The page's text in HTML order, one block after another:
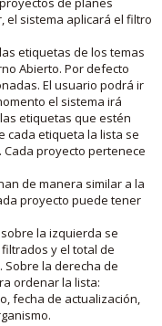
el sistema aplicará el filtro
etiquetas de los temas
Abierto. Por defecto
El usuario podrá ir
el sistema irá
etiquetas que estén
cada etiqueta la lista se
proyecto pertenece
de manera similar a la
proyecto puede tener
la izquierda se
y el total de
Sobre la derecha de
ordenar la lista:
fecha de actualización,